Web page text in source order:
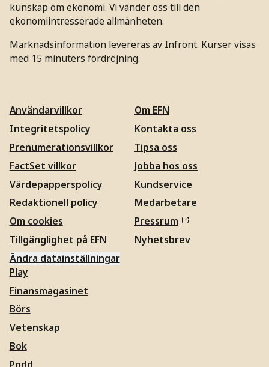
kunskap om ekonomi. Vi vänder oss till den
ekonomiintresserade allmänheten.
Marknadsinformation levereras av Infront. Kurser visas
med 15 minuters fördröjning.
Användarvillkor
Integritetspolicy
Prenumerationsvillkor
FactSet villkor
Värdepapperspolicy
Redaktionell policy
Om cookies
Tillgänglighet på EFN
Ändra datainställningar
Om EFN
Kontakta oss
Tipsa oss
Jobba hos oss
Kundservice
Medarbetare
Pressrum
Nyhetsbrev
Play
Finansmagasinet
Börs
Vetenskap
Bok